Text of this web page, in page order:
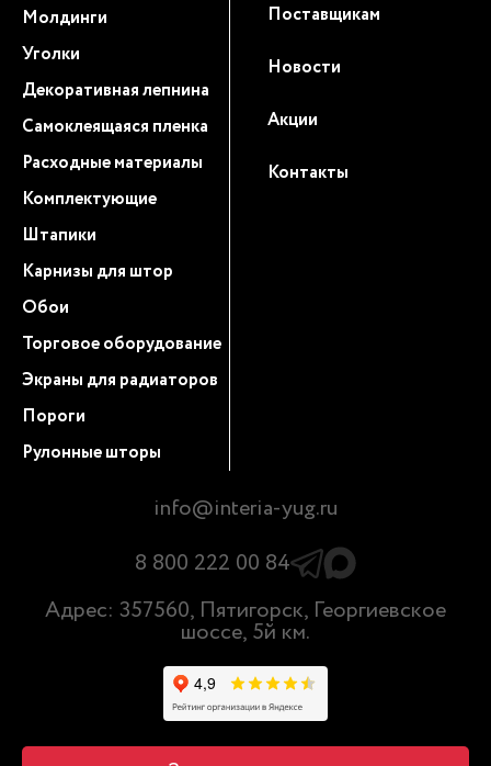
Молдинги
Уголки
Декоративная лепнина
Самоклеящаяся пленка
Расходные материалы
Комплектующие
Штапики
Карнизы для штор
Обои
Торговое оборудование
Экраны для радиаторов
Пороги
Рулонные шторы
Поставщикам
Новости
Акции
Контакты
info@interia-yug.ru
8 800 222 00 84
Адрес: 357560, Пятигорск, Георгиевское
шоссе, 5й км.